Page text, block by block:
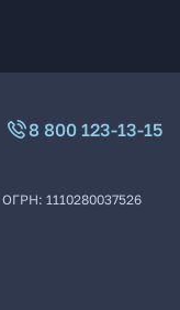
8 800 123-13-15
ОГРН: 1110280037526